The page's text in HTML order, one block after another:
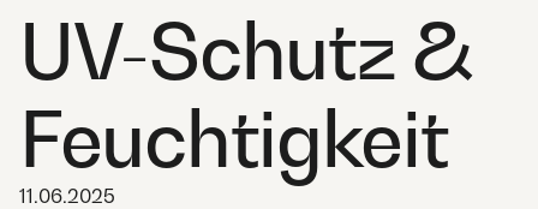
UV-Schutz &
Feuchtigkeit
11.06.2025